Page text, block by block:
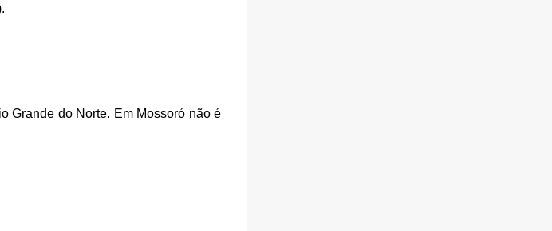
Grande do Norte. Em Mossoró não é